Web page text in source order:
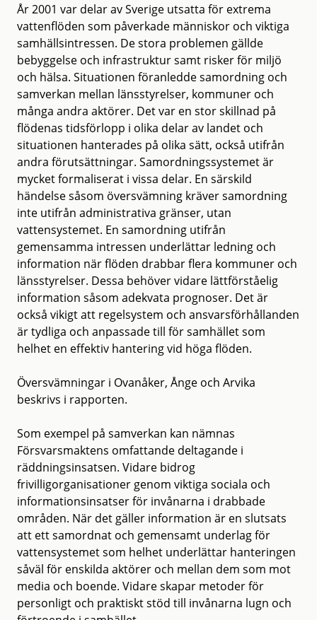
År 2001 var delar av Sverige utsatta för extrema
vattenflöden som påverkade människor och viktiga
samhällsintressen. De stora problemen gällde
bebyggelse och infrastruktur samt risker för miljö
och hälsa. Situationen föranledde samordning och
samverkan mellan länsstyrelser, kommuner och
många andra aktörer. Det var en stor skillnad på
flödenas tidsförlopp i olika delar av landet och
situationen hanterades på olika sätt, också utifrån
andra förutsättningar. Samordningssystemet är
mycket formaliserat i vissa delar. En särskild
händelse såsom översvämning kräver samordning
inte utifrån administrativa gränser, utan
vattensystemet. En samordning utifrån
gemensamma intressen underlättar ledning och
information när flöden drabbar flera kommuner och
länsstyrelser. Dessa behöver vidare lättförståelig
information såsom adekvata prognoser. Det är
också vikigt att regelsystem och ansvarsförhållanden
är tydliga och anpassade till för samhället som
helhet en effektiv hantering vid höga flöden.
Översvämningar i Ovanåker, Ånge och Arvika
beskrivs i rapporten.
Som exempel på samverkan kan nämnas
Försvarsmaktens omfattande deltagande i
räddningsinsatsen. Vidare bidrog
frivilligorganisationer genom viktiga sociala och
informationsinsatser för invånarna i drabbade
områden. När det gäller information är en slutsats
att ett samordnat och gemensamt underlag för
vattensystemet som helhet underlättar hanteringen
såväl för enskilda aktörer och mellan dem som mot
media och boende. Vidare skapar metoder för
personligt och praktiskt stöd till invånarna lugn och